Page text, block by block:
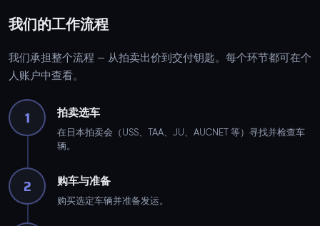
我们的工作流程
我们承担整个流程 — 从拍卖出价到交付钥匙。每个环节都可在个
人账户中查看。
1 拍卖选车
在日本拍卖会（USS、TAA、JU、AUCNET 等）寻找并检查车
辆。
2 购车与准备
购买选定车辆并准备发运。